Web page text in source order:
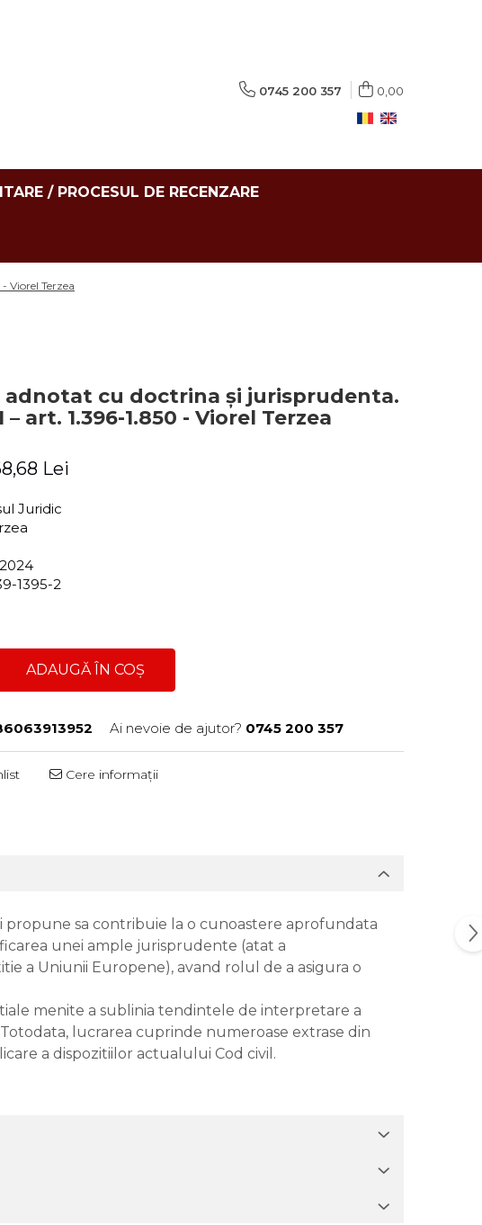
0745 200 357 0,00
/ PROCESUL DE RECENZARE
Viorel Terzea
adnotat cu doctrina și jurisprudenta.
art. 1.396-1.850 - Viorel Terzea
Lei
Juridic
2024
1395-2
ADAUGĂ ÎN COȘ
Ai nevoie de ajutor? 0745 200 357
Cere informații
sa contribuie la o cunoastere aprofundata
unei ample jurisprudente (atat a
a Uniunii Europene), avand rolul de a asigura o
menite a sublinia tendintele de interpretare a
lucrarea cuprinde numeroase extrase din
a dispozitiilor actualului Cod civil.